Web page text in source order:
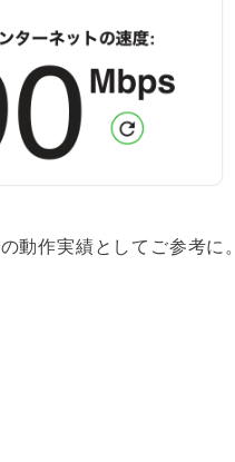
動作実績としてご参考に。